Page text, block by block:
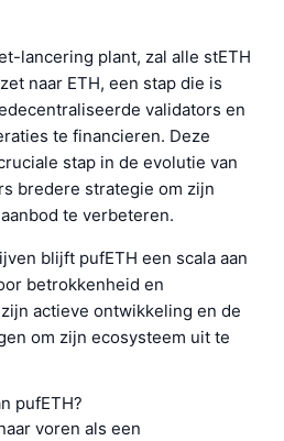
lancering plant, zal alle stETH
naar ETH, een stap die is
validators en
te financieren. Deze
stap in de evolutie van
bredere strategie om zijn
te verbeteren.
blijft pufETH een scala aan
betrokkenheid en
actieve ontwikkeling en de
om zijn ecosysteem uit te
pufETH?
voren als een